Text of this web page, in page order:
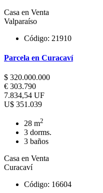
Casa en Venta
Valparaíso
Código: 21910
Parcela en Curacaví
$ 320.000.000
€ 303.790
7.834,54 UF
U$ 351.039
28 m2
3 dorms.
3 baños
Casa en Venta
Curacaví
Código: 16604